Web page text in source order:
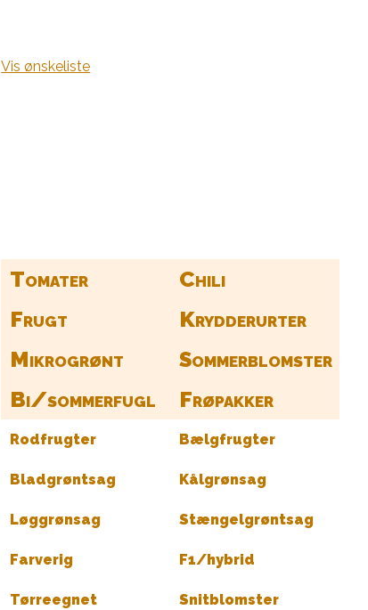
Vis ønskeliste
Tomater
Chili
Frugt
Krydderurter
Mikrogrønt
Sommerblomster
Bi/sommerfugl
Frøpakker
Rodfrugter Bælgfrugter
Bladgrøntsag Kålgrønsag
Løggrønsag Stængelgrøntsag
Farverig F1/hybrid
Tørreegnet Snitblomster